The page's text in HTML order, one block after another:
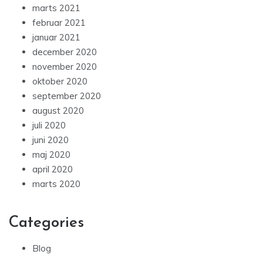
marts 2021
februar 2021
januar 2021
december 2020
november 2020
oktober 2020
september 2020
august 2020
juli 2020
juni 2020
maj 2020
april 2020
marts 2020
Categories
Blog